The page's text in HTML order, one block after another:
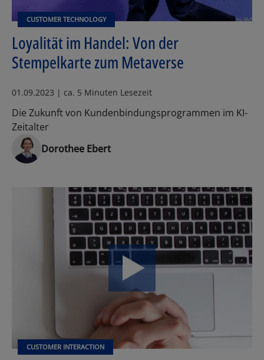
CUSTOMER TECHNOLOGY
Loyalität im Handel: Von der
Stempelkarte zum Metaverse
01.09.2023 | ca. 5 Minuten Lesezeit
Die Zukunft von Kundenbindungsprogrammen im KI-
Zeitalter
Dorothee Ebert
CUSTOMER INTERACTION